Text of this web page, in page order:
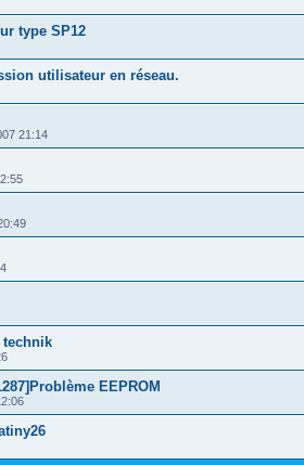
type SP12
utilisateur en réseau.
21:14
technik
EEPROM